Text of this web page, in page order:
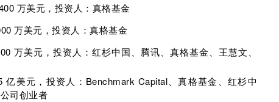
万美元，投资人：真格基金
万美元，投资人：真格基金
万美元，投资人：红杉中国、腾讯、真格基金、王慧文、
美元，投资人：Benchmark Capital、真格基金、红杉中
司创业者